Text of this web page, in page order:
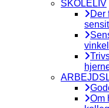
SKOLELIV
Der
vinkel
Om